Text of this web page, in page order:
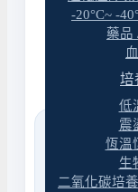
-20°C~ -
藥品
培
低
震
恆溫
生
二氧化碳培
傳輸功
電 源
產品